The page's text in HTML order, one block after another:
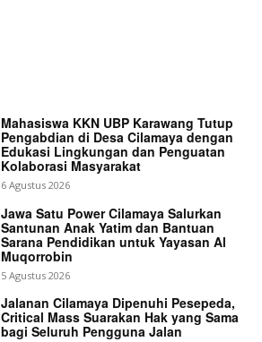
Mahasiswa KKN UBP Karawang Tutup
Pengabdian di Desa Cilamaya dengan
Edukasi Lingkungan dan Penguatan
Kolaborasi Masyarakat
6 Agustus 2026
Jawa Satu Power Cilamaya Salurkan
Santunan Anak Yatim dan Bantuan
Sarana Pendidikan untuk Yayasan Al
Muqorrobin
5 Agustus 2026
Jalanan Cilamaya Dipenuhi Pesepeda,
Critical Mass Suarakan Hak yang Sama
bagi Seluruh Pengguna Jalan